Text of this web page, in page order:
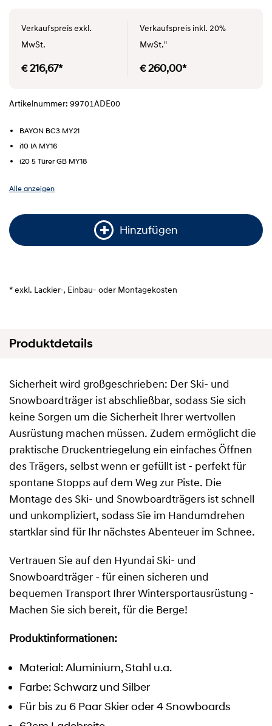
Verkaufspreis exkl.
MwSt.
€ 216,67*
Verkaufspreis inkl. 20%
MwSt."
€ 260,00*
Artikelnummer: 99701ADE00
BAYON BC3 MY21
i10 IA MY16
i20 5 Türer GB MY18
Alle anzeigen
Hinzufügen
* exkl. Lackier-, Einbau- oder Montagekosten
Produktdetails
Sicherheit wird großgeschrieben: Der Ski- und
Snowboardträger ist abschließbar, sodass Sie sich
keine Sorgen um die Sicherheit Ihrer wertvollen
Ausrüstung machen müssen. Zudem ermöglicht die
praktische Druckentriegelung ein einfaches Öffnen
des Trägers, selbst wenn er gefüllt ist - perfekt für
spontane Stopps auf dem Weg zur Piste. Die
Montage des Ski- und Snowboardträgers ist schnell
und unkompliziert, sodass Sie im Handumdrehen
startklar sind für Ihr nächstes Abenteuer im Schnee.
Vertrauen Sie auf den Hyundai Ski- und
Snowboardträger - für einen sicheren und
bequemen Transport Ihrer Wintersportausrüstung -
Machen Sie sich bereit, für die Berge!
Produktinformationen:
Material: Aluminium, Stahl u.a.
Farbe: Schwarz und Silber
Für bis zu 6 Paar Skier oder 4 Snowboards